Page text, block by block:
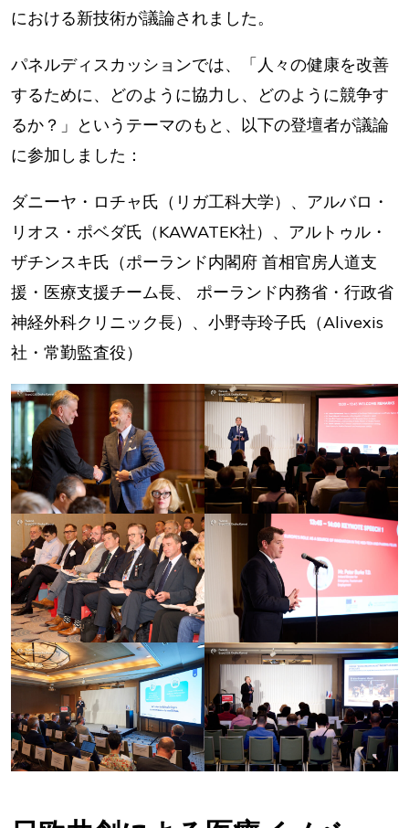
における新技術が議論されました。
パネルディスカッションでは、「人々の健康を改善
するために、どのように協力し、どのように競争す
るか？」というテーマのもと、以下の登壇者が議論
に参加しました：
ダニーヤ・ロチャ氏（リガ工科大学）、アルバロ・
リオス・ポベダ氏（KAWATEK社）、アルトゥル・
ザチンスキ氏（ポーランド内閣府 首相官房人道支
援・医療支援チーム長、 ポーランド内務省・行政省
神経外科クリニック長）、小野寺玲子氏（Alivexis
社・常勤監査役）